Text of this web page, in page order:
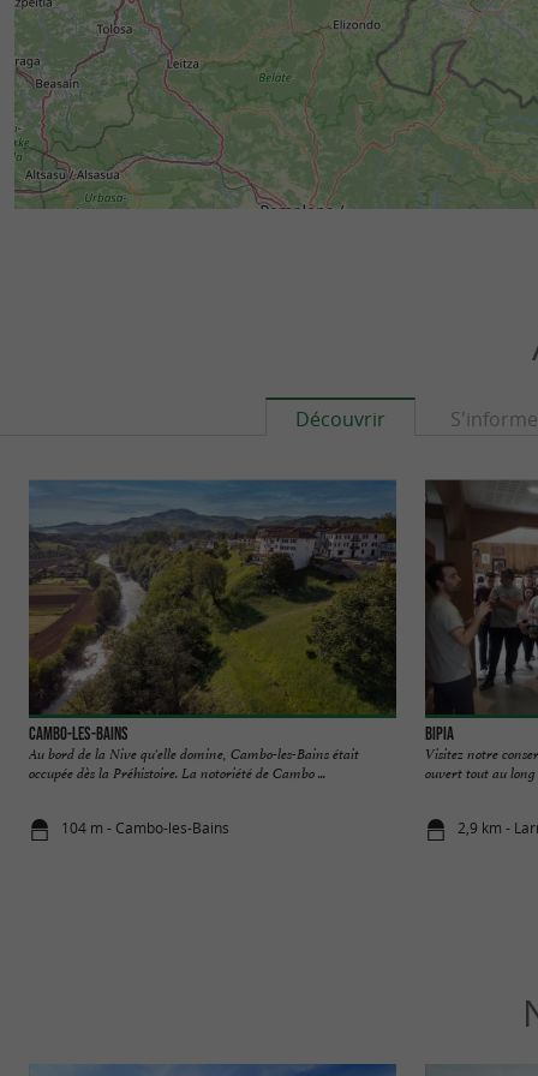
Découvrir
Cambo-les-Bains
Au bord de la Nive qu'elle domine, Cambo-les-Bains était
occupée dès la Préhistoire. La notoriété de Cambo ...
104 m - Cambo-les-Bains
BiPia
Visitez notre
ouvert tout au
2,9 km -